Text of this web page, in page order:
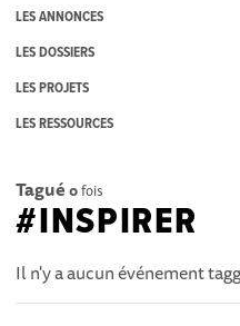
LES ANNONCES
LES DOSSIERS
LES PROJETS
LES RESSOURCES
Tagué 0fois
#INSPIRER
Il n'y a aucun événement